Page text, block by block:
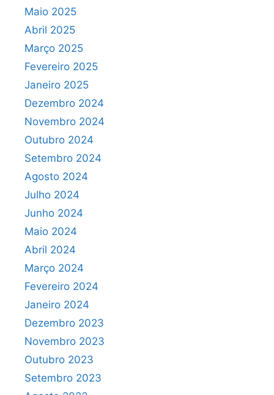
Maio 2025
Abril 2025
Março 2025
Fevereiro 2025
Janeiro 2025
Dezembro 2024
Novembro 2024
Outubro 2024
Setembro 2024
Agosto 2024
Julho 2024
Junho 2024
Maio 2024
Abril 2024
Março 2024
Fevereiro 2024
Janeiro 2024
Dezembro 2023
Novembro 2023
Outubro 2023
Setembro 2023